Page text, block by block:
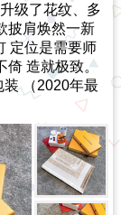
级了花纹、多
披肩焕然一新
定位是需要师
倚 造就极致。
装 （2020年最